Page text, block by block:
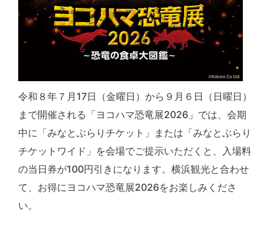
令和８年７月17日（金曜日）から９月６日（日曜日）
まで開催される「ヨコハマ恐竜展2026」では、会期
中に「みなとぶらりチケット」または「みなとぶらり
チケットワイド」を会場でご提示いただくと、入場料
の当日券が100円引きになります。横浜観光と合わせ
て、お得にヨコハマ恐竜展2026をお楽しみくださ
い。